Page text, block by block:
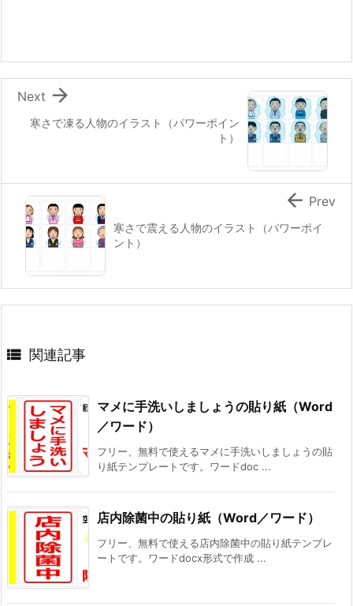
寒さで凍る人物のイラスト（パワーポイン
ト）

Next
寒さで震える人物のイラスト（パワーポイ
ント）
 Prev
 関連記事
マメに手洗いしましょうの貼り紙（Word
／ワード）
フリー、無料で使えるマメに手洗いしましょうの貼
り紙テンプレートです。ワードdoc ...
店内除菌中の貼り紙（Word／ワード）
フリー、無料で使える店内除菌中の貼り紙テンプレ
ートです。ワードdocx形式で作成 ...